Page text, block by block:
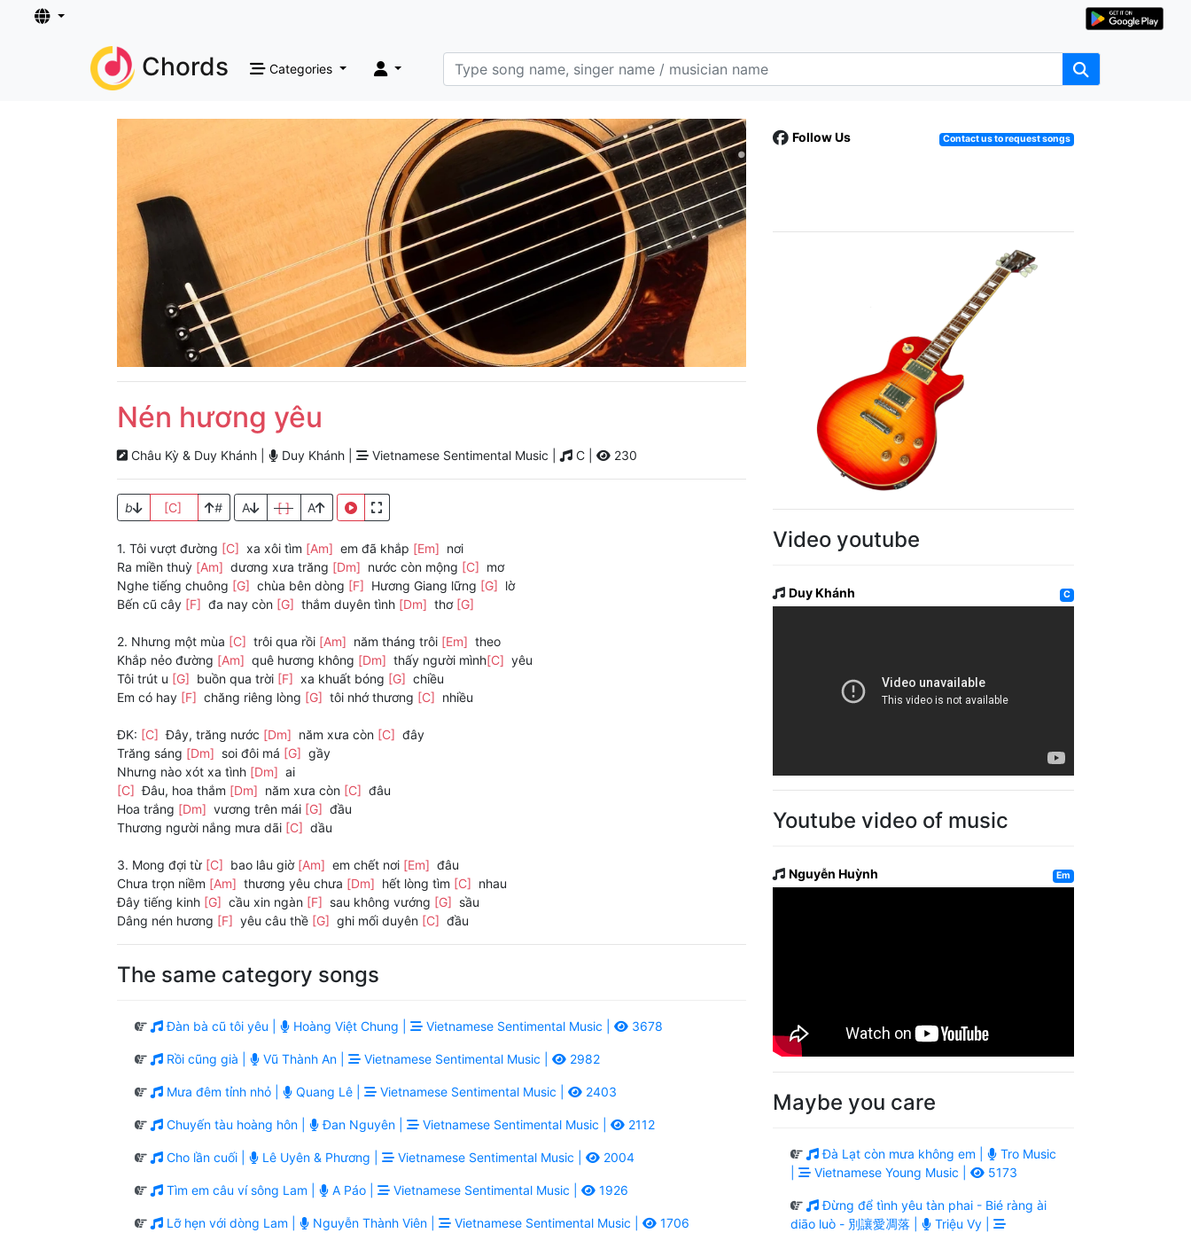
Chords Categories
Nén hương yêu
Châu Kỳ & Duy Khánh | Duy Khánh | Vietnamese Sentimental Music | C | 230
b [C] # A [ ] A
1. Tôi vượt đường [C] xa xôi tìm [Am] em đã khắp [Em] nơi
Ra miền thuỳ [Am] dương xưa trăng [Dm] nước còn mộng [C] mơ
Nghe tiếng chuông [G] chùa bên dòng [F] Hương Giang lững [G] lờ
Bến cũ cây [F] đa nay còn [G] thắm duyên tình [Dm] thơ [G]
2. Nhưng một mùa [C] trôi qua rồi [Am] năm tháng trôi [Em] theo
Khắp nẻo đường [Am] quê hương không [Dm] thấy người mình[C] yêu
Tôi trút u [G] buồn qua trời [F] xa khuất bóng [G] chiều
Em có hay [F] chăng riêng lòng [G] tôi nhớ thương [C] nhiều
ĐK: [C] Đây, trăng nước [Dm] năm xưa còn [C] đây
Trăng sáng [Dm] soi đôi má [G] gầy
Nhưng nào xót xa tình [Dm] ai
[C] Đâu, hoa thắm [Dm] năm xưa còn [C] đâu
Hoa trắng [Dm] vương trên mái [G] đầu
Thương người nắng mưa dãi [C] dầu
3. Mong đợi từ [C] bao lâu giờ [Am] em chết nơi [Em] đâu
Chưa trọn niềm [Am] thương yêu chưa [Dm] hết lòng tìm [C] nhau
Đây tiếng kinh [G] cầu xin ngàn [F] sau không vướng [G] sầu
Dâng nén hương [F] yêu câu thề [G] ghi mối duyên [C] đầu
The same category songs
Đàn bà cũ tôi yêu | Hoàng Việt Chung | Vietnamese Sentimental Music | 3678
Rồi cũng già | Vũ Thành An | Vietnamese Sentimental Music | 2982
Mưa đêm tỉnh nhỏ | Quang Lê | Vietnamese Sentimental Music | 2403
Chuyến tàu hoàng hôn | Đan Nguyên | Vietnamese Sentimental Music | 2112
Cho lần cuối | Lê Uyên & Phương | Vietnamese Sentimental Music | 2004
Tìm em câu ví sông Lam | A Páo | Vietnamese Sentimental Music | 1926
Lỡ hẹn với dòng Lam | Nguyễn Thành Viên | Vietnamese Sentimental Music | 1706
Follow Us Contact us to request songs
Video youtube
Duy Khánh C
Youtube video of music
Nguyễn Huỳnh Em
Maybe you care
Đà Lạt còn mưa không em |
Tro Music
Vietnamese Young Music | 5173
Đừng để tình yêu tàn phai - Bié ràng ài
diāo luò - 別讓愛凋落 |
Triệu Vy |